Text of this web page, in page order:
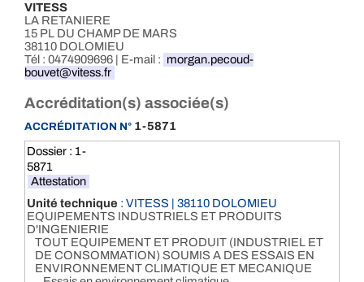
VITESS
LA RETANIERE
15 PL DU CHAMP DE MARS
38110 DOLOMIEU
Tél : 0474909696 | E-mail : morgan.pecoud-
bouvet@vitess.fr
Accréditation(s) associée(s)
ACCRÉDITATION N° 1-5871
Dossier : 1-
5871
Attestation
Unité technique : VITESS | 38110 DOLOMIEU
EQUIPEMENTS INDUSTRIELS ET PRODUITS
D'INGENIERIE
TOUT EQUIPEMENT ET PRODUIT (INDUSTRIEL ET
DE CONSOMMATION) SOUMIS A DES ESSAIS EN
ENVIRONNEMENT CLIMATIQUE ET MECANIQUE